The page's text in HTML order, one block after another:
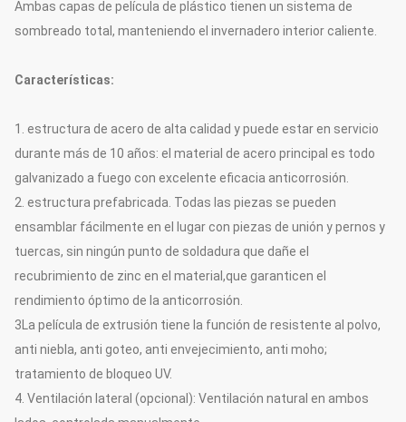
Ambas capas de película de plástico tienen un sistema de
sombreado total, manteniendo el invernadero interior caliente.
Características:
1. estructura de acero de alta calidad y puede estar en servicio
durante más de 10 años: el material de acero principal es todo
galvanizado a fuego con excelente eficacia anticorrosión.
2. estructura prefabricada. Todas las piezas se pueden
ensamblar fácilmente en el lugar con piezas de unión y pernos y
tuercas, sin ningún punto de soldadura que dañe el
recubrimiento de zinc en el material,que garanticen el
rendimiento óptimo de la anticorrosión.
3La película de extrusión tiene la función de resistente al polvo,
anti niebla, anti goteo, anti envejecimiento, anti moho;
tratamiento de bloqueo UV.
4. Ventilación lateral (opcional): Ventilación natural en ambos